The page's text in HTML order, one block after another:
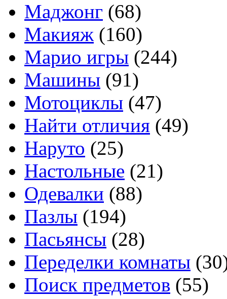
Маджонг (68)
Макияж (160)
Марио игры (244)
Машины (91)
Мотоциклы (47)
Найти отличия (49)
Наруто (25)
Настольные (21)
Одевалки (88)
Пазлы (194)
Пасьянсы (28)
Переделки комнаты
Поиск предметов (55)